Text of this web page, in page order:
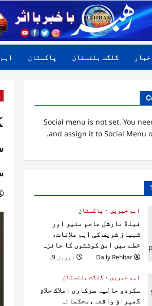
گلگت بلتستان پاکستان
Social menu is not set. You
and assign it to Social Menu
اہم خبریں
پاکستان
فیلڈ مارشل عاصم منیر اور
شہباز شریف کی اہم ملاقات،
خطے میں امن کوششوں کا جائزہ
Daily Rehbar
اپریل 9,
اہم خبریں
گلگت بلتستان
سکردو حالیہ سرکاری املاک جلاؤ
گھیراؤ واقعہ،محکمانہ